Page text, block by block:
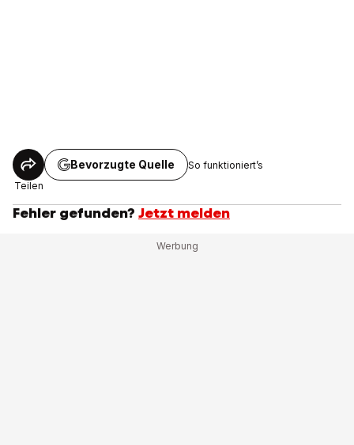
Teilen
Bevorzugte Quelle So funktioniert’s
Fehler gefunden? Jetzt melden